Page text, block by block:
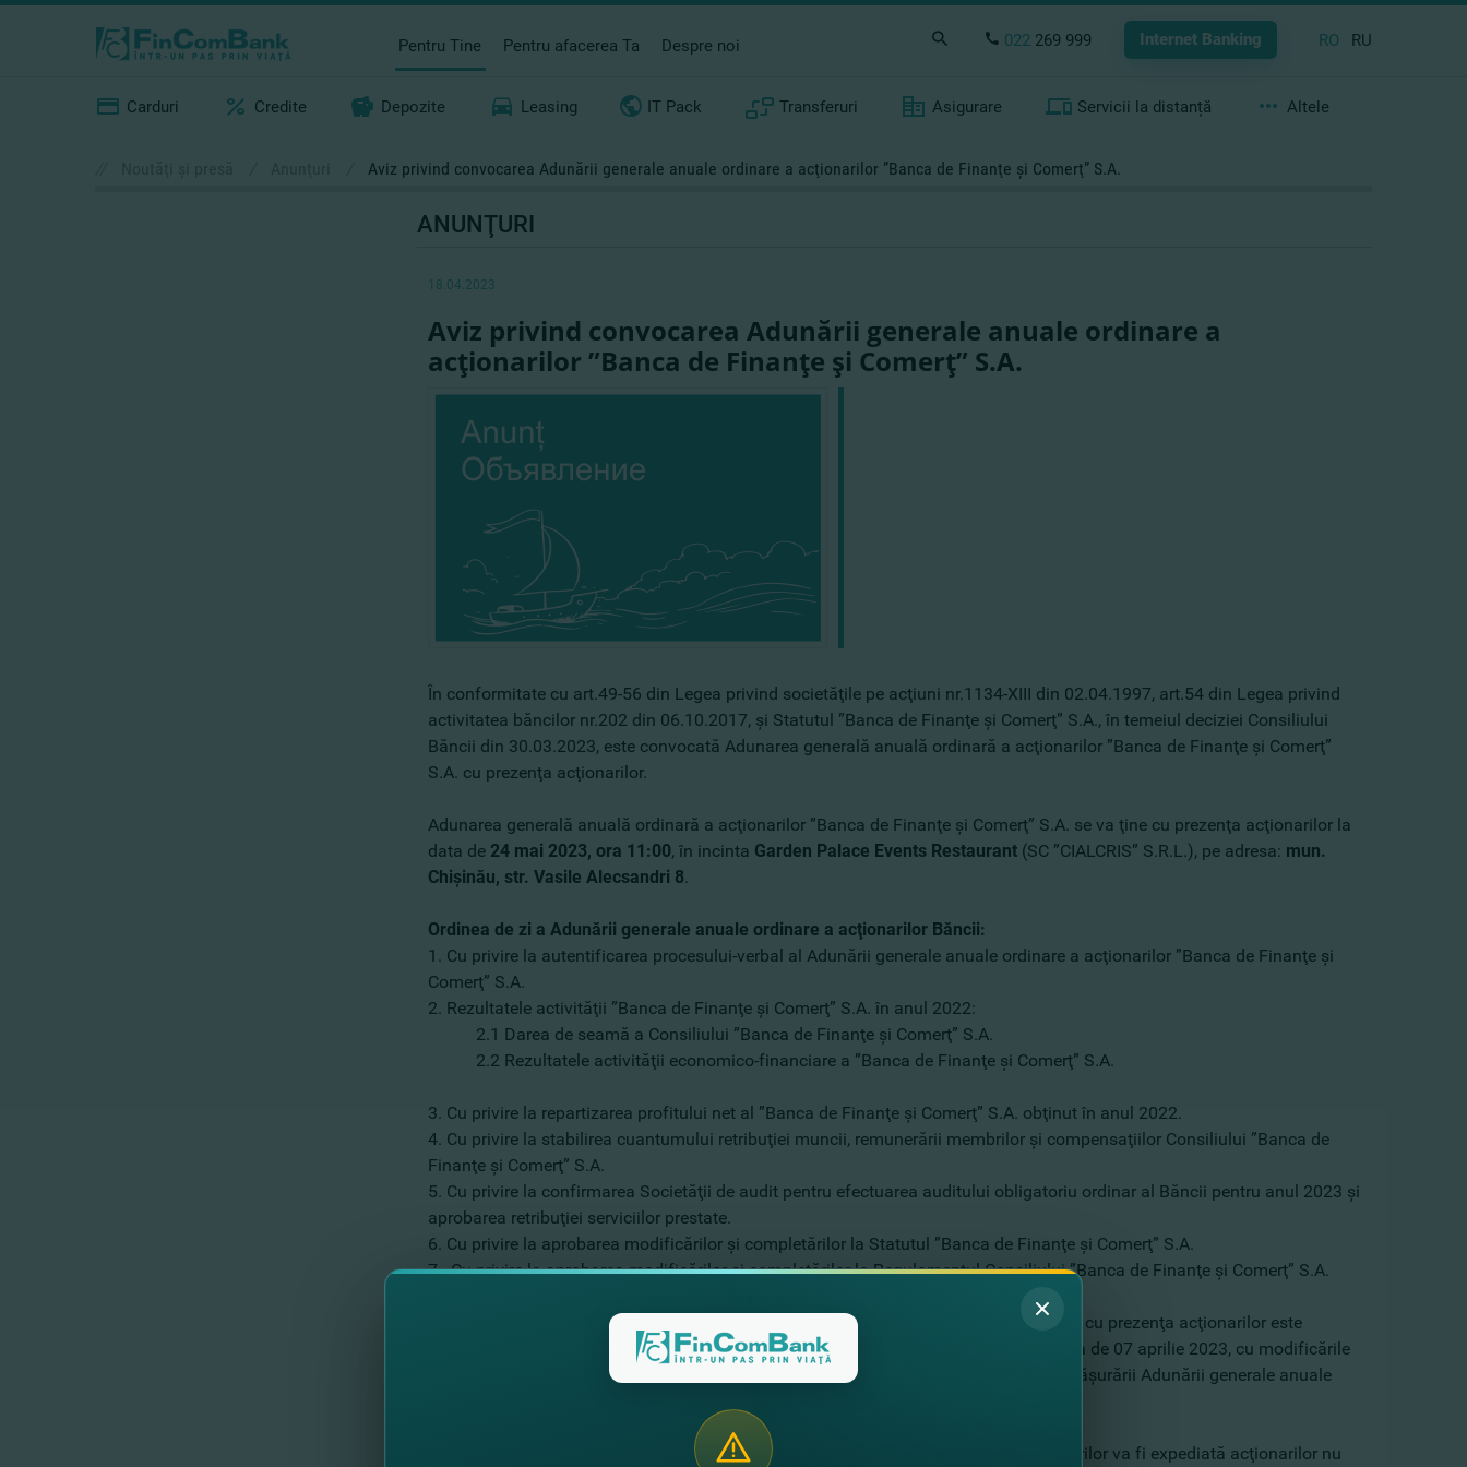
Pentru Tine Pentru afacerea Ta Despre noi 022 269 999 Internet Banking RO RU
Carduri Credite Depozite Leasing IT Pack Transferuri Asigurare Servicii la distanță Altele
Aviz privind convocarea Adunării generale anuale ordinare a acţionarilor ”Banca de Finanţe şi Comerţ” S.A.
ANUNŢURI
18.04.2023
Aviz privind convocarea Adunării generale anuale ordinare a
acţionarilor ”Banca de Finanţe şi Comerţ” S.A.
În conformitate cu art.49-56 din Legea privind societăţile pe acţiuni nr.1134-XIII din 02.04.1997, art.54 din Legea privind
activitatea băncilor nr.202 din 06.10.2017, şi Statutul ”Banca de Finanţe şi Comerţ” S.A., în temeiul deciziei Consiliului
Băncii din 30.03.2023, este convocată Adunarea generală anuală ordinară a acţionarilor ”Banca de Finanţe şi Comerţ”
S.A. cu prezenţa acţionarilor.
Adunarea generală anuală ordinară a acţionarilor ”Banca de Finanţe şi Comerţ” S.A. se va ţine cu prezenţa acţionarilor la
data de 24 mai 2023, ora 11:00, în incinta Garden Palace Events Restaurant (SC ”CIALCRIS” S.R.L.), pe adresa: mun.
Chişinău, str. Vasile Alecsandri 8.
Ordinea de zi a Adunării generale anuale ordinare a acţionarilor Băncii:
1. Cu privire la autentificarea procesului-verbal al Adunării generale anuale ordinare a acţionarilor ”Banca de Finanţe şi
Comerţ” S.A.
2. Rezultatele activităţii ”Banca de Finanţe şi Comerţ” S.A. în anul 2022:
2.1 Darea de seamă a Consiliului ”Banca de Finanţe şi Comerţ” S.A.​
2.2 Rezultatele activităţii economico-financiare a ”Banca de Finanţe şi Comerţ” S.A.
3. Cu privire la repartizarea profitului net al ”Banca de Finanţe şi Comerţ” S.A. obţinut în anul 2022.
4. Cu privire la stabilirea cuantumului retribuţiei muncii, remunerării membrilor şi compensaţiilor Consiliului ”Banca de
Finanţe şi Comerţ” S.A.
5. Cu privire la confirmarea Societăţii de audit pentru efectuarea auditului obligatoriu ordinar al Băncii pentru anul 2023 şi
aprobarea retribuţiei serviciilor prestate.
6. Cu privire la aprobarea modificărilor şi completărilor la Statutul ”Banca de Finanţe şi Comerţ” S.A.
7. Cu privire la aprobarea modificărilor şi completărilor la Regulamentul Consiliului ”Banca de Finanţe şi Comerţ” S.A.
Lista acţionarilor care au dreptul de a participa la Adunarea generală anuală ordinară cu prezenţa acţionarilor este
întocmită de către Depozitarul Central Unic de Valori Mobiliare potrivit situaţiei la data de 07 aprilie 2023, cu modificările
operate după data întocmirii listei, dar nu mai târziu decât cu 3 zile până la data desfăşurării Adunării generale anuale
Informaţia privind convocarea Adunării generale anuale ordinare cu prezenţa acţionarilor va fi expediată acţionarilor nu